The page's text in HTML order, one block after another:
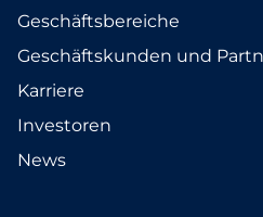
Geschäftsbereiche
Geschäftskunden und
Karriere
Investoren
News